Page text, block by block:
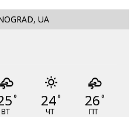
UA
°
ВТ
24°
ЧТ
26°
ПТ